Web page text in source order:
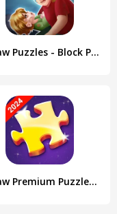
Jigsaw Puzzles - Block Puzzle
Jigsaw Premium Puzzles HD